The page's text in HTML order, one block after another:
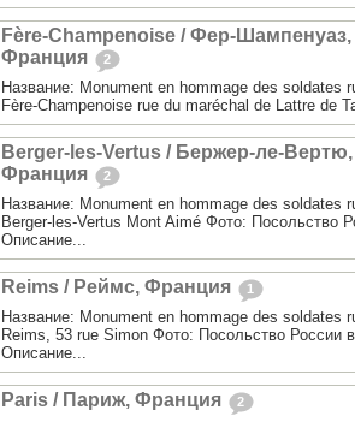
Fère-Champenoise / Фер-Шампенуаз,
Франция
2
Название: Monument en hommage des soldates
Fère-Champenoise rue du maréchal de Lattre de
Berger-les-Vertus / Бержер-ле-Вертю,
Франция
2
Название: Monument en hommage des soldates
Berger-les-Vertus Mont Aimé Фото: Посольство
Описание...
Reims / Реймс, Франция 1
Название: Monument en hommage des soldates
Reims, 53 rue Simon Фото: Посольство России
Описание...
Paris / Париж, Франция 2